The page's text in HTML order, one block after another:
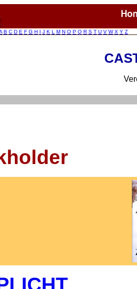
B C D E F G H I J K L M N O P Q R S T U V W X Y Z